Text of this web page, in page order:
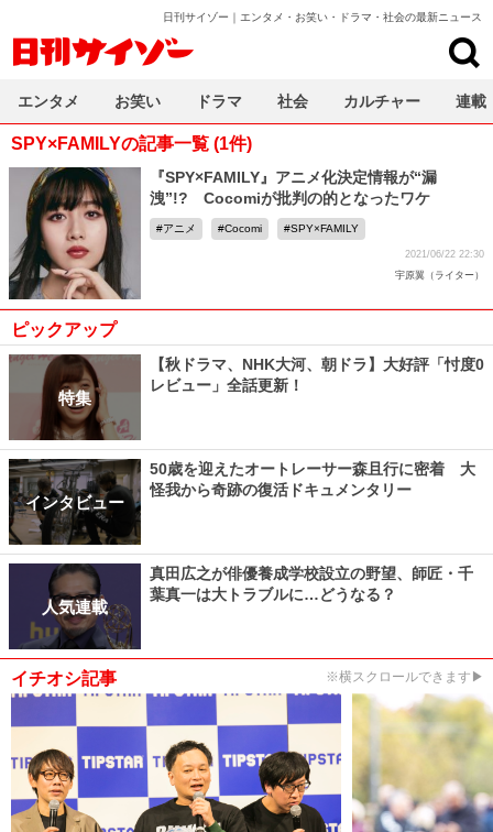
日刊サイゾー｜エンタメ・お笑い・ドラマ・社会の最新ニュース
SPY×FAMILYの記事一覧 (1件)
『SPY×FAMILY』アニメ化決定情報が“漏
洩”!? Cocomiが批判の的となったワケ
アニメ Cocomi SPY×FAMILY
2021/06/22 22:30
宇原翼（ライター）
ピックアップ
特集
【秋ドラマ、NHK大河、朝ドラ】大好評「忖度0
レビュー」全話更新！
インタビュー
50歳を迎えたオートレーサー森且行に密着 大
怪我から奇跡の復活ドキュメンタリー
人気連載
真田広之が俳優養成学校設立の野望、師匠・千
葉真一は大トラブルに…どうなる？
イチオシ記事 ※横スクロールできます▶
エンタメ お笑い ドラマ 社会 カルチャー 連載